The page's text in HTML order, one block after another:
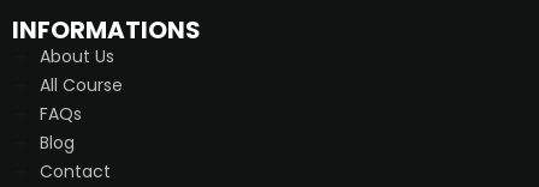
INFORMATIONS
About Us
All Course
FAQs
Blog
Contact